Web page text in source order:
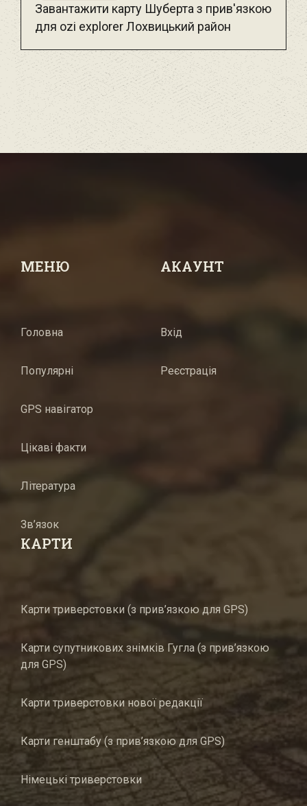
Завантажити карту Шуберта з прив'язкою
для ozi explorer Лохвицький район
МЕНЮ
Головна
Популярні
GPS навігатор
Цікаві факти
Література
Зв’язок
АКАУНТ
Вхід
Реєстрація
КАРТИ
Карти триверстовки (з прив’язкою для GPS)
Карти супутникових знімків Гугла (з прив’язкою
для GPS)
Карти триверстовки нової редакції
Карти генштабу (з прив’язкою для GPS)
Німецькі триверстовки